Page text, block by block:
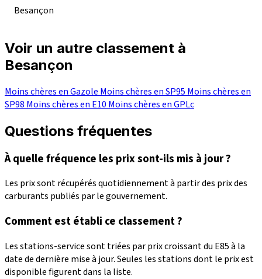
Besançon
Voir un autre classement à
Besançon
Moins chères en Gazole Moins chères en SP95 Moins chères en
SP98 Moins chères en E10 Moins chères en GPLc
Questions fréquentes
À quelle fréquence les prix sont-ils mis à jour ?
Les prix sont récupérés quotidiennement à partir des prix des
carburants publiés par le gouvernement.
Comment est établi ce classement ?
Les stations-service sont triées par prix croissant du E85 à la
date de dernière mise à jour. Seules les stations dont le prix est
disponible figurent dans la liste.